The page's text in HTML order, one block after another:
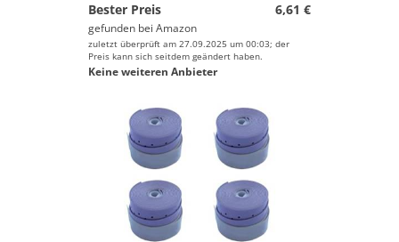
Bester Preis
6,61 €
gefunden bei Amazon
zuletzt überprüft am 27.09.2025 um 00:03; der
Preis kann sich seitdem geändert haben.
Keine weiteren Anbieter